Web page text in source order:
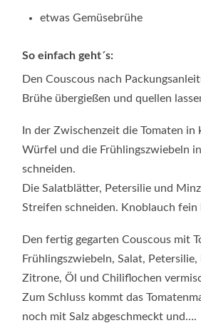
etwas Gemüsebrühe
So einfach geht´s:
Den Couscous nach
Brühe übergießen und quellen
In der Zwischenzeit die Tomaten in
Würfel und die Frühlingszwiebeln
schneiden.
Die Salatblätter, Petersilie und
Streifen schneiden. Knoblauch fein
Den fertig gegarten Couscous mit
Frühlingszwiebeln, Salat,
Zitrone, Öl und Chiliflochen
Zum Schluss kommt das
noch mit Salz abgeschmeckt und….